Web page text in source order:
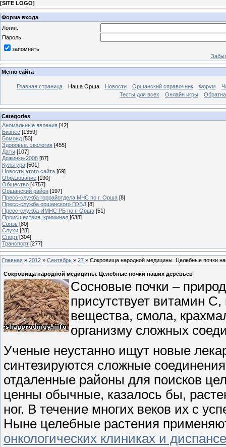
[SITE LOGO]
Форма входа
Логин:
Пароль:
запомнить
Меню сайта
Главная страница Наша Орша Новости Оршанский справочник Форум
Тесты для всех
Онлайн игры
Categories
Аномальные явления [42]
Бизнес [1359]
Бомонд [53]
Здоровье, экология [455]
Даты [107]
Дожинки-2008 [87]
Культура [501]
Новости этого сайта [69]
Образование [190]
Общество [4757]
Оршанский район [197]
Пресс-служба горрайотдела МЧС по г. Орша [8]
Пресс-служба оршанского ГОВД [8]
Пресс-служба ИМНС РБ по г. Орша [51]
Проиcшествия, криминал [638]
Связь [80]
Слухи [28]
Спорт [304]
Транспорт [277]
Главная » 2012 » Сентябрь » 27 » Сокровища народной медицины. Целебные почки
Сокровища народной медицины. Целебные почки наших деревьев
Сосновые почки –
присутствует витамин
вещества, смола,
организму сложных
Ученые неустанно ищут новые
синтезируются сложные
отдаленные районы для поисков
ценны обычные, казалось бы,
ног. В течение многих веков их с
Ныне целебные растения
онкологических клиниках и